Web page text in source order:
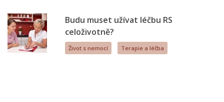
Budu muset užívat léčbu RS
celoživotně?
Život s nemocí Terapie a léčba